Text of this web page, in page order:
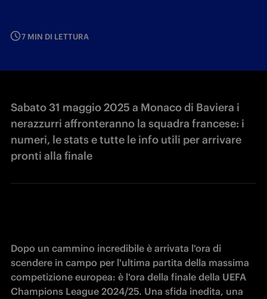
7 MIN DI LETTURA
Sabato 31 maggio 2025 a Monaco di Baviera i
nerazzurri affronteranno la squadra francese: i
numeri, le stats e tutte le info utili per arrivare
pronti alla finale
Dopo un cammino incredibile è arrivata l'ora di
scendere in campo per l'ultima partita della massima
competizione europea: è l'ora della finale della UEFA
Champions League 2024/25. Una sfida inedita, una